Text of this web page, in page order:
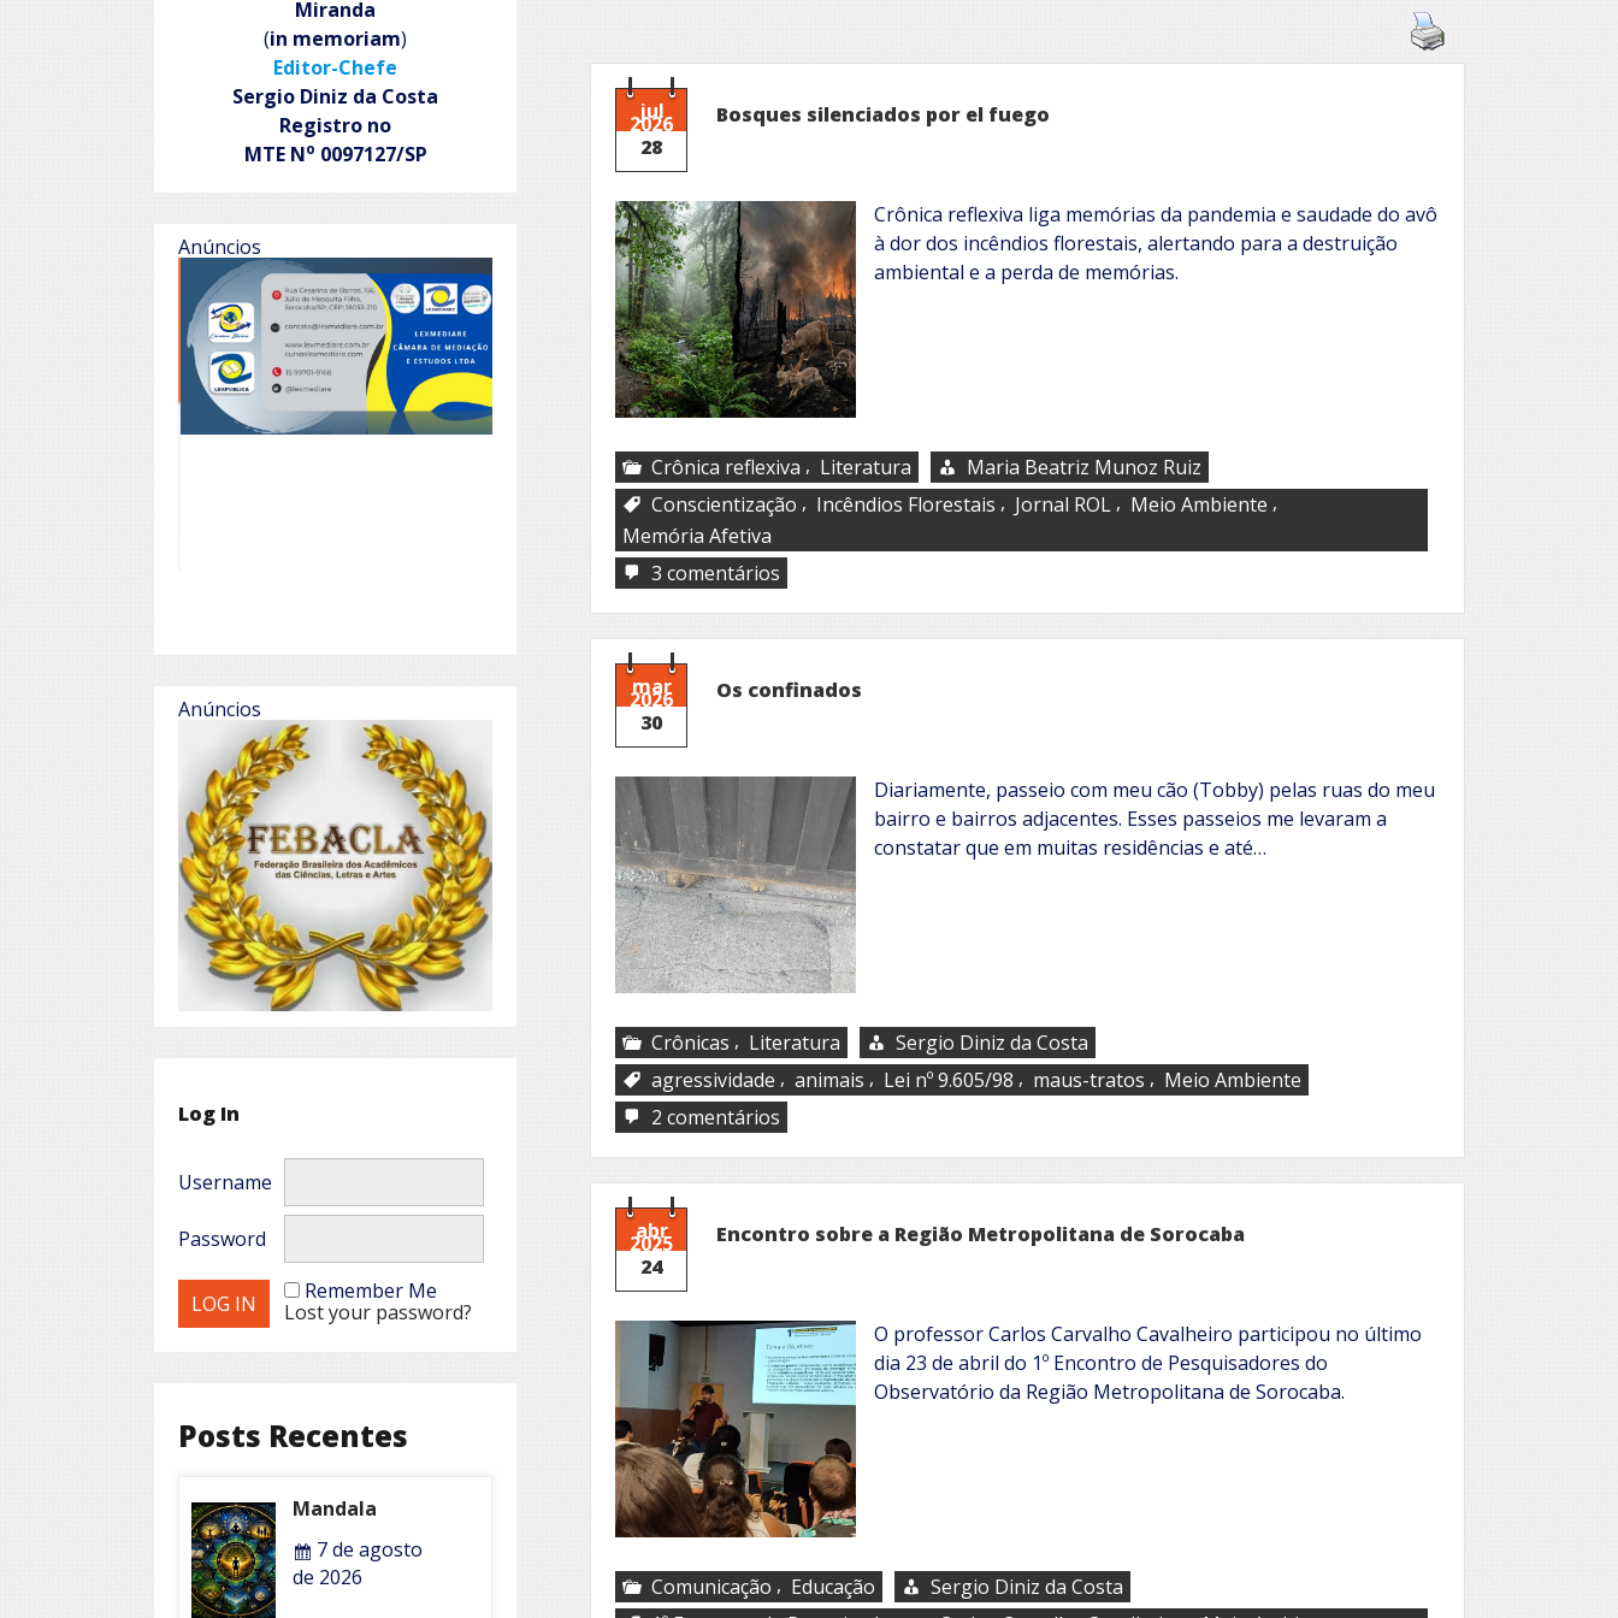
jul
2026
28
Bosques silenciados por el fuego
Crônica reflexiva liga memórias da pandemia e saudade do avô
à dor dos incêndios florestais, alertando para a destruição
ambiental e a perda de memórias.
Crônica reflexiva , Literatura
Maria Beatriz Munoz Ruiz
Conscientização , Incêndios Florestais , Jornal ROL , Meio Ambiente ,
Memória Afetiva
3 comentários
Bosques
silenciados
por
fuego
mar
2026
30
Os confinados
Diariamente, passeio com meu cão (Tobby) pelas ruas do meu
bairro e bairros adjacentes. Esses passeios me levaram a
constatar que em muitas residências e até…
Crônicas , Literatura
Sergio Diniz da Costa
agressividade , animais , Lei nº 9.605/98 , maus-tratos , Meio Ambiente
2 comentários
Os
confinados
abr
2025
24
Encontro sobre a Região Metropolitana de Sorocaba
O professor Carlos Carvalho Cavalheiro participou no último
dia 23 de abril do 1º Encontro de Pesquisadores do
Observatório da Região Metropolitana de Sorocaba.
Comunicação , Educação
Sergio Diniz da Costa
Miranda
(in memoriam)
Editor-Chefe
Sergio Diniz da Costa
Registro no
MTE No 0097127/SP
Anúncios
Anúncios
Log In
Username
Password
Remember Me
Lost your password?
Posts Recentes
Mandala
7 de agosto
de 2026